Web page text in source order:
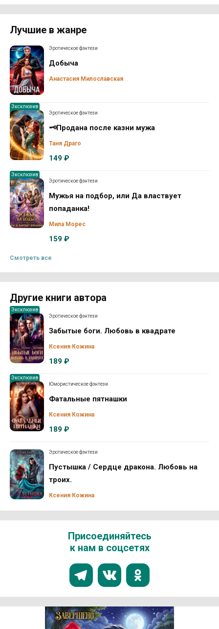
Лучшие в жанре
Эротическое фэнтези
Добыча
Анастасия Милославская
Эксклюзив
Эротическое фэнтези
🗝️Продана после казни мужа
Таня Драго
149 ₽
Эксклюзив
Эротическое фэнтези
Мужья на подбор, или Да властвует
попаданка!
Мила Морес
159 ₽
Смотреть все
Другие книги автора
Эксклюзив
Эротическое фэнтези
Забытые боги. Любовь в квадрате
Ксения Кожина
189 ₽
Эксклюзив
Юмористическое фэнтези
Фатальные пятнашки
Ксения Кожина
189 ₽
Эротическое фэнтези
Пустышка / Сердце дракона. Любовь на
троих.
Ксения Кожина
Присоединяйтесь
к нам в соцсетях